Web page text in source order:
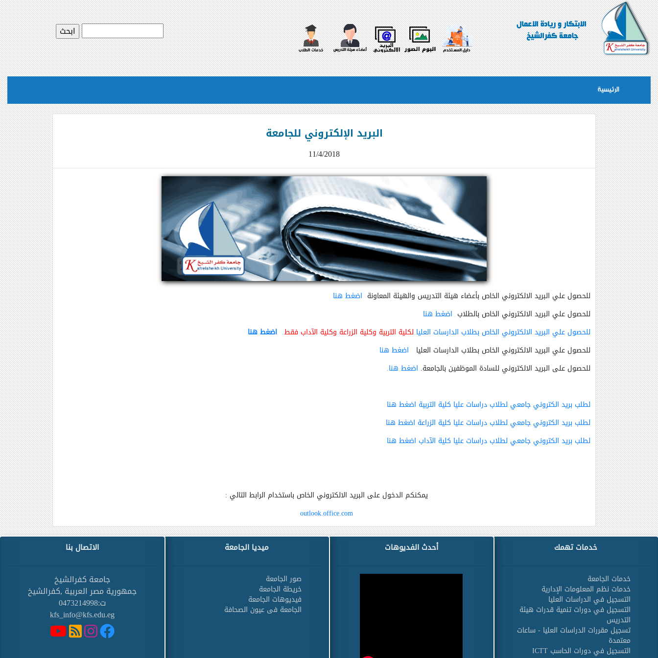
الرئيسية
البريد الإلكتروني للجامعة
11/4/2018
للحصول علي البريد الالكتروني الخاص بأعضاء هيئة التدريس والهيئة المعاونة اضغط هنا
للحصول علي البريد الالكتروني الخاص بالطلاب اضغط هنا
للحصول علي البريد الالكتروني الخاص بطلاب الدارسات العليا لكلية التربية وكلية الزراعة وكلية الآداب فقط اضغط هنا
للحصول علي البريد الالكتروني الخاص بطلاب الدارسات العليا اضغط هنا
للحصول على البريد الالكتروني للسادة الموظفين بالجامعة. اضغط هنا.
لطلب بريد الكتروني جامعي لطلاب دراسات عليا كلية التربية اضغط هنا
لطلب بريد الكتروني جامعي لطلاب دراسات عليا كلية الزراعة اضغط هنا
لطلب بريد الكتروني جامعي لطلاب دراسات عليا كلية الآداب اضغط هنا
يمكنكم الدخول على البريد الالكتروني الخاص باستخدام الرابط التالي :
outlook.office.com
خدمات تهمك
خدمات الجامعة
خدمات نظم المعلومات الإدارية
التسجيل في الدراسات العليا
التسجيل في دورات تنمية قدرات هيئة
التدريس
تسجيل مقررات الدراسات العليا - ساعات
معتمدة
التسجيل في دورات الحاسب ICTT
أحدث الفديوهات ميديا الجامعة
صور الجامعة
خريطة الجامعة
فيديوهات الجامعة
الجامعة فى عيون الصحافة
الاتصال بنا
جامعة كفرالشيخ
جمهورية مصر العربية ,كفرالشيخ
ت:0473214998
kfs_info@kfs.edu.eg